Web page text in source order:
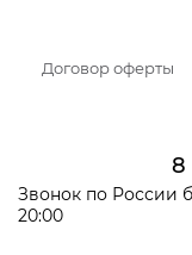
Договор оферты
8
Звонок по России
20:00